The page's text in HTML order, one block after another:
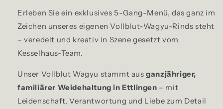
Erleben Sie ein exklusives 5-Gang-Menü, das ganz im
Zeichen unseres eigenen Vollblut-Wagyu-Rinds steht
– veredelt und kreativ in Szene gesetzt vom
Kesselhaus-Team.
Unser Vollblut Wagyu stammt ausganzjähriger,
familiärer Weidehaltung in Ettlingen – mit
Leidenschaft, Verantwortung und Liebe zum Detail